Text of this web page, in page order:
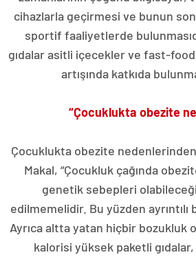
cihazlarla geçirmesi ve bunun
sportif faaliyetlerde
gıdalar asitli içecekler ve fast-
artışında katkıda
“Çocuklukta obezite
Çocuklukta obezite
Makal, “Çocukluk çağında
genetik sebepleri olabileceği
edilmemelidir. Bu yüzden ayrıntılı
Ayrıca altta yatan hiçbir bozukluk
kalorisi yüksek paketli